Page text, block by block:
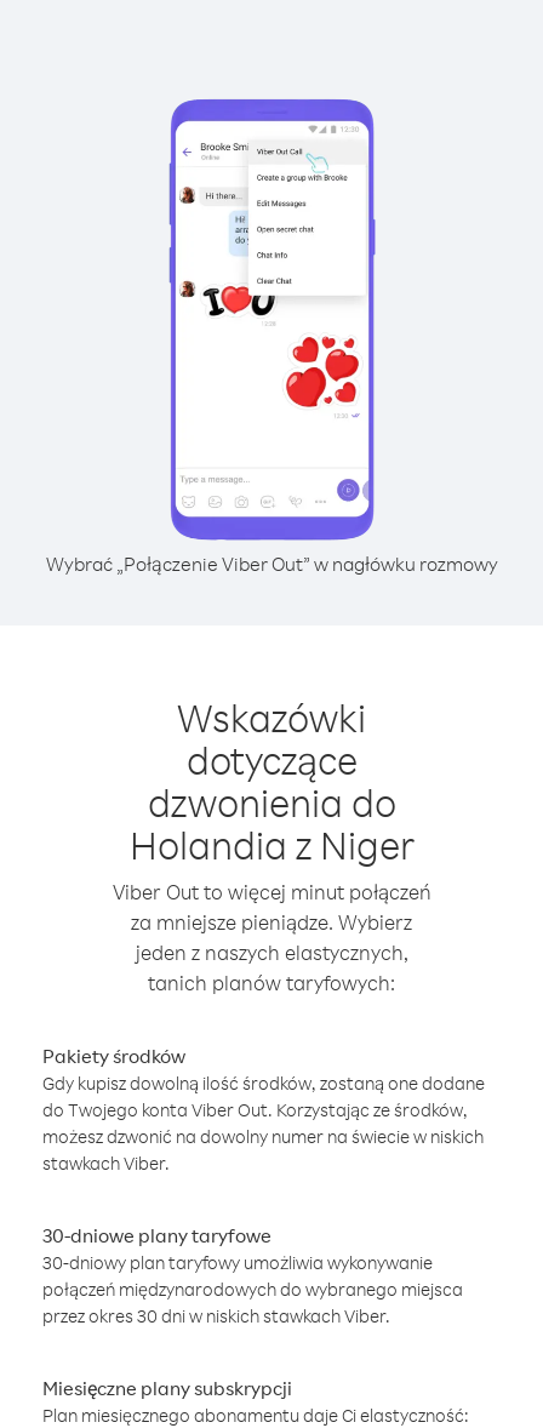
Wybrać „Połączenie Viber Out” w nagłówku rozmowy
Wskazówki
dotyczące
dzwonienia do
Holandia z Niger
Viber Out to więcej minut połączeń
za mniejsze pieniądze. Wybierz
jeden z naszych elastycznych,
tanich planów taryfowych:
Pakiety środków
Gdy kupisz dowolną ilość środków, zostaną one dodane
do Twojego konta Viber Out. Korzystając ze środków,
możesz dzwonić na dowolny numer na świecie w niskich
stawkach Viber.
30-dniowe plany taryfowe
30-dniowy plan taryfowy umożliwia wykonywanie
połączeń międzynarodowych do wybranego miejsca
przez okres 30 dni w niskich stawkach Viber.
Miesięczne plany subskrypcji
Plan miesięcznego abonamentu daje Ci elastyczność: